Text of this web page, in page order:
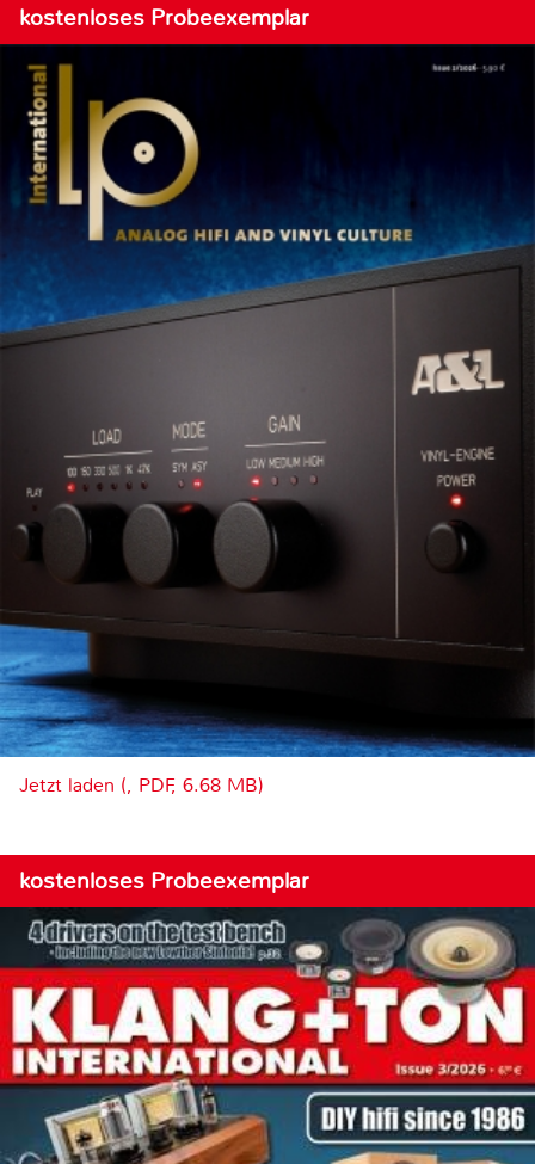
kostenloses Probeexemplar
Jetzt laden (, PDF, 6.68 MB)
kostenloses Probeexemplar